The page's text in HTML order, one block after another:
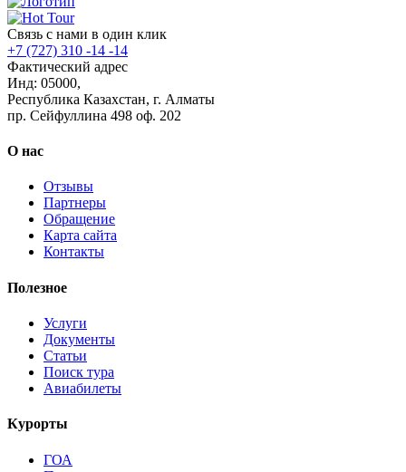
Связь с нами в один клик
+7 (727) 310 -14 -14
Фактический адрес
Инд: 05000,
Республика Казахстан, г. Алматы
пр. Сейфуллина 498 оф. 202
О нас
Отзывы
Партнеры
Обращение
Карта сайта
Контакты
Полезное
Услуги
Документы
Статьи
Поиск тура
Авиабилеты
Курорты
ГОА